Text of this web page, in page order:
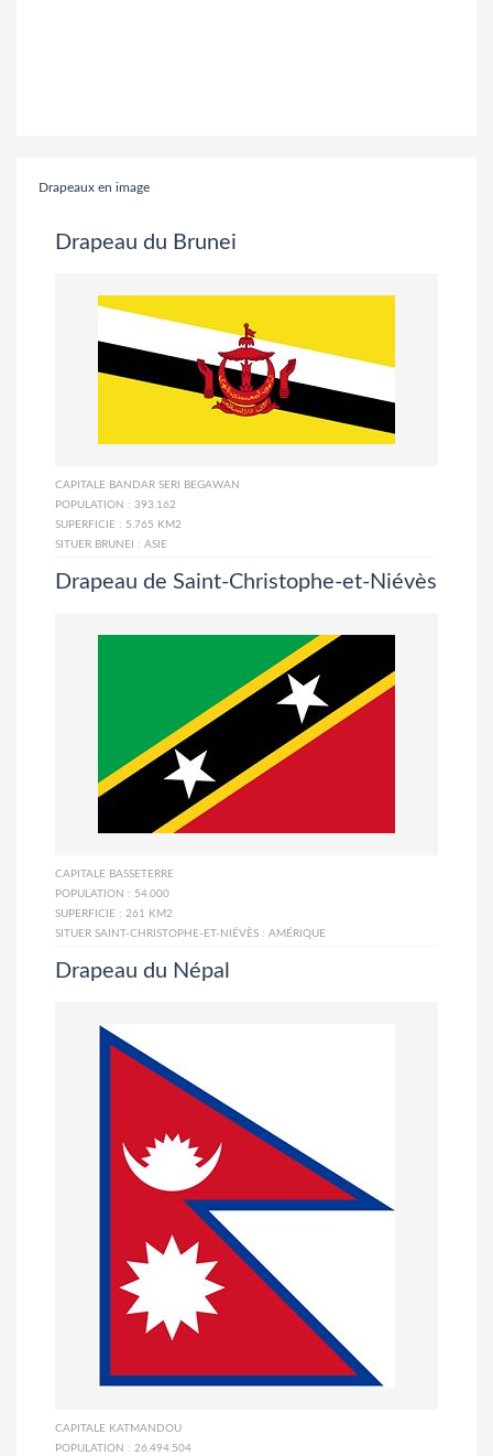
Drapeaux en image
Drapeau du Brunei
CAPITALE BANDAR SERI BEGAWAN
POPULATION : 393.162
SUPERFICIE : 5.765 KM2
SITUER BRUNEI : ASIE
Drapeau de Saint-Christophe-et-Niévès
CAPITALE BASSETERRE
POPULATION : 54.000
SUPERFICIE : 261 KM2
SITUER SAINT-CHRISTOPHE-ET-NIÉVÈS : AMÉRIQUE
Drapeau du Népal
CAPITALE KATMANDOU
POPULATION : 26.494.504